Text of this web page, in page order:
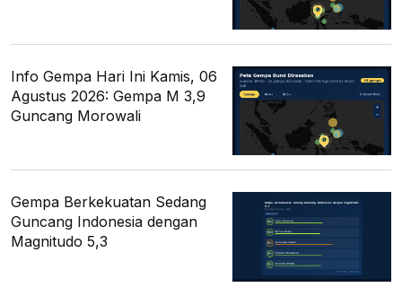
Info Gempa Hari Ini Kamis, 06
Agustus 2026: Gempa M 3,9
Guncang Morowali
Gempa Berkekuatan Sedang
Guncang Indonesia dengan
Magnitudo 5,3